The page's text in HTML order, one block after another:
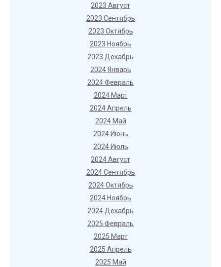
2023 Август
2023 Сентябрь
2023 Октябрь
2023 Ноябрь
2023 Декабрь
2024 Январь
2024 Февраль
2024 Март
2024 Апрель
2024 Май
2024 Июнь
2024 Июль
2024 Август
2024 Сентябрь
2024 Октябрь
2024 Ноябрь
2024 Декабрь
2025 Февраль
2025 Март
2025 Апрель
2025 Май